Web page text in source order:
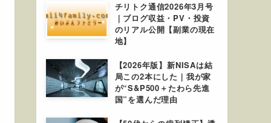
チリトク通信2026年3月号
｜ブログ収益・PV・投資
のリアル公開【副業の現在
地】
【2026年版】新NISAは結
局この2本にした｜我が家
が“S&P500＋たわら先進
国”を選んだ理由